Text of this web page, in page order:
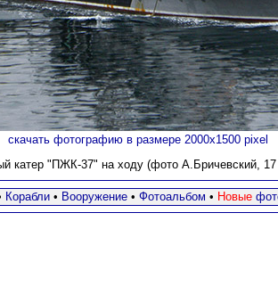
скачать фотографию в размере 2000х1500 pixel
катер "ПЖК-37" на ходу (фото А.Бричевский, 17
Корабли• Вооружение • Фотоальбом • Новые